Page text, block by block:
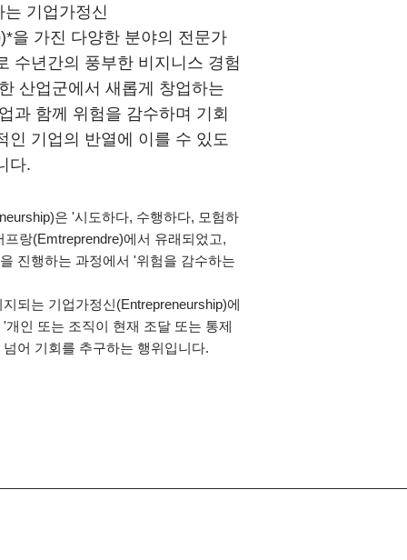
기업가정신
을 가진 다양한 분야의 전문가
수년간의 풍부한 비지니스 경험
산업군에서 새롭게 창업하는
과 함께 위험을 감수하며 기회
인 기업의 반열에 이를 수 있도
다.
은 '시도하다, 수행하다, 모험하
랑(Emtreprendre)에서 유래되었고,
진행하는 과정에서 '위험을 감수하는
되는 기업가정신(Entrepreneurship)에
인 또는 조직이 현재 조달 또는 통제
어 기회를 추구하는 행위입니다.